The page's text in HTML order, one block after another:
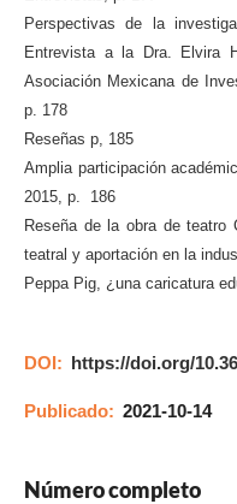
Perspectivas de la
Entrevista a la Dra. Elvira
Asociación Mexicana de
p. 178
Reseñas p, 185
Amplia participación
2015, p. 186
Reseña de la obra de teatro
teatral y aportación en la
Peppa Pig, ¿una caricatura
DOI: https://doi.org/
Publicado: 2021-10-14
Número completo